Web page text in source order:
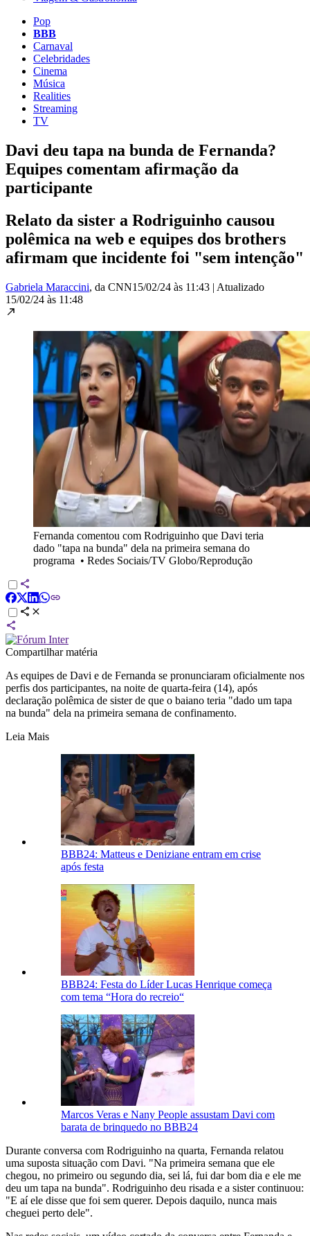
Pop
BBB
Carnaval
Celebridades
Cinema
Música
Realities
Streaming
TV
Davi deu tapa na bunda de Fernanda?
Equipes comentam afirmação da
participante
Relato da sister a Rodriguinho causou
polêmica na web e equipes dos brothers
afirmam que incidente foi "sem intenção"
Gabriela Maraccini, da CNN15/02/24 às 11:43 | Atualizado
15/02/24 às 11:48
Fernanda comentou com Rodriguinho que Davi teria
dado "tapa na bunda" dela na primeira semana do
programa • Redes Sociais/TV Globo/Reprodução
Compartilhar matéria
As equipes de Davi e de Fernanda se pronunciaram oficialmente nos
perfis dos participantes, na noite de quarta-feira (14), após
declaração polêmica de sister de que o baiano teria "dado um tapa
na bunda" dela na primeira semana de confinamento.
Leia Mais
BBB24: Matteus e Deniziane entram em crise
após festa
BBB24: Festa do Líder Lucas Henrique começa
com tema “Hora do recreio“
Marcos Veras e Nany People assustam Davi com
barata de brinquedo no BBB24
Durante conversa com Rodriguinho na quarta, Fernanda relatou
uma suposta situação com Davi. "Na primeira semana que ele
chegou, no primeiro ou segundo dia, sei lá, fui dar bom dia e ele me
deu um tapa na bunda". Rodriguinho deu risada e a sister continuou:
"E aí ele disse que foi sem querer. Depois daquilo, nunca mais
cheguei perto dele".